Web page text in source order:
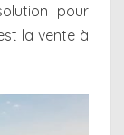
pour
la vente à